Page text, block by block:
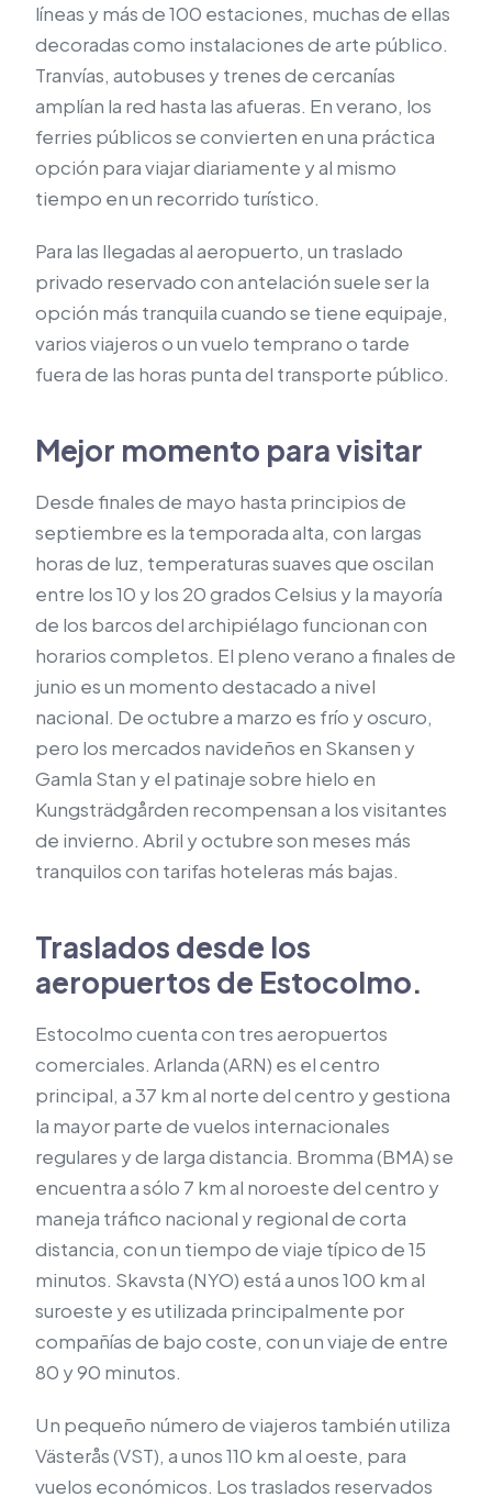
líneas y más de 100 estaciones, muchas de ellas
decoradas como instalaciones de arte público.
Tranvías, autobuses y trenes de cercanías
amplían la red hasta las afueras. En verano, los
ferries públicos se convierten en una práctica
opción para viajar diariamente y al mismo
tiempo en un recorrido turístico.
Para las llegadas al aeropuerto, un traslado
privado reservado con antelación suele ser la
opción más tranquila cuando se tiene equipaje,
varios viajeros o un vuelo temprano o tarde
fuera de las horas punta del transporte público.
Mejor momento para visitar
Desde finales de mayo hasta principios de
septiembre es la temporada alta, con largas
horas de luz, temperaturas suaves que oscilan
entre los 10 y los 20 grados Celsius y la mayoría
de los barcos del archipiélago funcionan con
horarios completos. El pleno verano a finales de
junio es un momento destacado a nivel
nacional. De octubre a marzo es frío y oscuro,
pero los mercados navideños en Skansen y
Gamla Stan y el patinaje sobre hielo en
Kungsträdgården recompensan a los visitantes
de invierno. Abril y octubre son meses más
tranquilos con tarifas hoteleras más bajas.
Traslados desde los
aeropuertos de Estocolmo.
Estocolmo cuenta con tres aeropuertos
comerciales. Arlanda (ARN) es el centro
principal, a 37 km al norte del centro y gestiona
la mayor parte de vuelos internacionales
regulares y de larga distancia. Bromma (BMA) se
encuentra a sólo 7 km al noroeste del centro y
maneja tráfico nacional y regional de corta
distancia, con un tiempo de viaje típico de 15
minutos. Skavsta (NYO) está a unos 100 km al
suroeste y es utilizada principalmente por
compañías de bajo coste, con un viaje de entre
80 y 90 minutos.
Un pequeño número de viajeros también utiliza
Västerås (VST), a unos 110 km al oeste, para
vuelos económicos. Los traslados reservados